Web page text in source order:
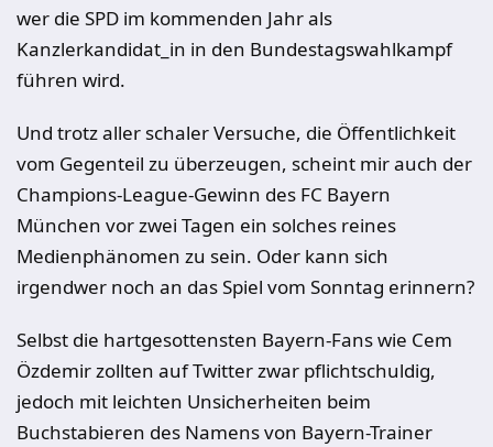
wer die SPD im kommenden Jahr als
Kanzlerkandidat_in in den Bundestagswahlkampf
führen wird.
Und trotz aller schaler Versuche, die Öffentlichkeit
vom Gegenteil zu überzeugen, scheint mir auch der
Champions-League-Gewinn des FC Bayern
München vor zwei Tagen ein solches reines
Medienphänomen zu sein. Oder kann sich
irgendwer noch an das Spiel vom Sonntag erinnern?
Selbst die hartgesottensten Bayern-Fans wie Cem
Özdemir zollten auf Twitter zwar pflichtschuldig,
jedoch mit leichten Unsicherheiten beim
Buchstabieren des Namens von Bayern-Trainer